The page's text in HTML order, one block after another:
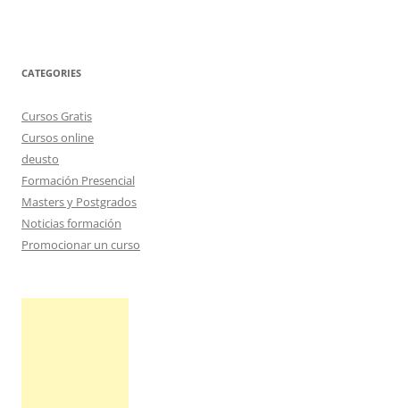
CATEGORIES
Cursos Gratis
Cursos online
deusto
Formación Presencial
Masters y Postgrados
Noticias formación
Promocionar un curso